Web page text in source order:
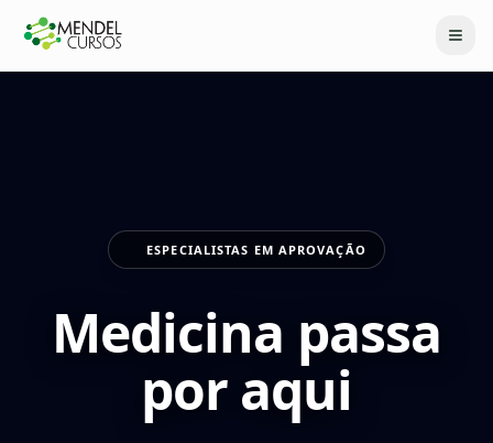
ESPECIALISTAS EM APROVAÇÃO
Medicina passa
por aqui